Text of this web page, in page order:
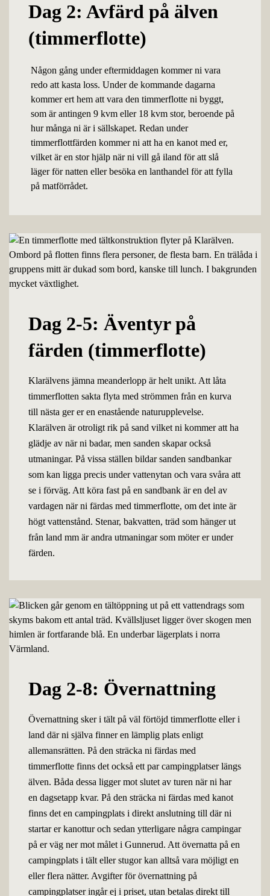
Dag 2: Avfärd på älven
(timmerflotte)
Någon gång under eftermiddagen kommer ni vara
redo att kasta loss. Under de kommande dagarna
kommer ert hem att vara den timmerflotte ni byggt,
som är antingen 9 kvm eller 18 kvm stor, beroende på
hur många ni är i sällskapet. Redan under
timmerflottfärden kommer ni att ha en kanot med er,
vilket är en stor hjälp när ni vill gå iland för att slå
läger för natten eller besöka en lanthandel för att fylla
på matförrådet.
Dag 2-5: Äventyr på
färden (timmerflotte)
Klarälvens jämna meanderlopp är helt unikt. Att låta
timmerflotten sakta flyta med strömmen från en kurva
till nästa ger er en enastående naturupplevelse.
Klarälven är otroligt rik på sand vilket ni kommer att ha
glädje av när ni badar, men sanden skapar också
utmaningar. På vissa ställen bildar sanden sandbankar
som kan ligga precis under vattenytan och vara svåra att
se i förväg. Att köra fast på en sandbank är en del av
vardagen när ni färdas med timmerflotte, om det inte är
högt vattenstånd. Stenar, bakvatten, träd som hänger ut
från land mm är andra utmaningar som möter er under
färden.
Dag 2-8: Övernattning
Övernattning sker i tält på väl förtöjd timmerflotte eller i
land där ni själva finner en lämplig plats enligt
allemansrätten. På den sträcka ni färdas med
timmerflotte finns det också ett par campingplatser längs
älven. Båda dessa ligger mot slutet av turen när ni har
en dagsetapp kvar. På den sträcka ni färdas med kanot
finns det en campingplats i direkt anslutning till där ni
startar er kanottur och sedan ytterligare några campingar
på er väg ner mot målet i Gunnerud. Att övernatta på en
campingplats i tält eller stugor kan alltså vara möjligt en
eller flera nätter. Avgifter för övernattning på
campingplatser ingår ej i priset, utan betalas direkt till